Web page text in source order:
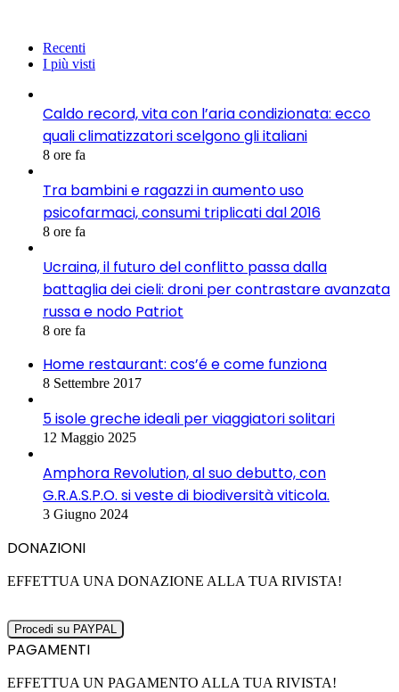
Recenti
I più visti
Caldo record, vita con l’aria condizionata: ecco
quali climatizzatori scelgono gli italiani
8 ore fa
Tra bambini e ragazzi in aumento uso
psicofarmaci, consumi triplicati dal 2016
8 ore fa
Ucraina, il futuro del conflitto passa dalla
battaglia dei cieli: droni per contrastare avanzata
russa e nodo Patriot
8 ore fa
Home restaurant: cos’é e come funziona
8 Settembre 2017
5 isole greche ideali per viaggiatori solitari
12 Maggio 2025
Amphora Revolution, al suo debutto, con
G.R.A.S.P.O. si veste di biodiversità viticola.
3 Giugno 2024
DONAZIONI
EFFETTUA UNA DONAZIONE ALLA TUA RIVISTA!
PAGAMENTI
EFFETTUA UN PAGAMENTO ALLA TUA RIVISTA!